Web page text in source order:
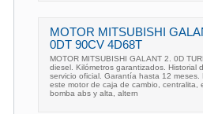
MOTOR MITSUBISHI
0DT 90CV 4D68T
MOTOR MITSUBISHI GALANT 2. 0D
diesel. Kilómetros garantizados. Historial
servicio oficial. Garantía hasta 12 meses.
este motor de caja de cambio, centralita,
bomba abs y alta, altern